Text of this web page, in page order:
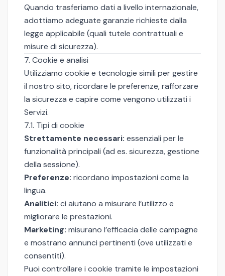
Quando trasferiamo dati a livello internazionale,
adottiamo adeguate garanzie richieste dalla
legge applicabile (quali tutele contrattuali e
misure di sicurezza).
7. Cookie e analisi
Utilizziamo cookie e tecnologie simili per gestire
il nostro sito, ricordare le preferenze, rafforzare
la sicurezza e capire come vengono utilizzati i
Servizi.
7.1. Tipi di cookie
Strettamente necessari: essenziali per le
funzionalità principali (ad es. sicurezza, gestione
della sessione).
Preferenze: ricordano impostazioni come la
lingua.
Analitici: ci aiutano a misurare l’utilizzo e
migliorare le prestazioni.
Marketing: misurano l’efficacia delle campagne
e mostrano annunci pertinenti (ove utilizzati e
consentiti).
Puoi controllare i cookie tramite le impostazioni